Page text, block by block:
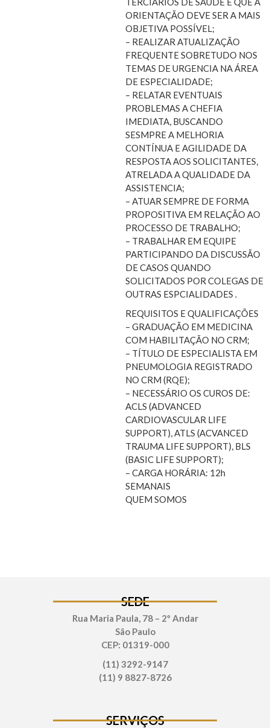
ORIENTAÇÃO DEVE SER A MAIS
OBJETIVA POSSÍVEL;
– REALIZAR ATUALIZAÇÃO
FREQUENTE SOBRETUDO NOS
TEMAS DE URGENCIA NA ÁREA
DE ESPECIALIDADE;
– RELATAR EVENTUAIS
PROBLEMAS A CHEFIA
IMEDIATA, BUSCANDO
SESMPRE A MELHORIA
CONTÍNUA E AGILIDADE DA
RESPOSTA AOS SOLICITANTES,
ATRELADA A QUALIDADE DA
ASSISTENCIA;
– ATUAR SEMPRE DE FORMA
PROPOSITIVA EM RELAÇÃO AO
PROCESSO DE TRABALHO;
– TRABALHAR EM EQUIPE
PARTICIPANDO DA DISCUSSÃO
DE CASOS QUANDO
SOLICITADOS POR COLEGAS DE
OUTRAS ESPCIALIDADES .
REQUISITOS E QUALIFICAÇÕES
– GRADUAÇÃO EM MEDICINA
COM HABILITAÇÃO NO CRM;
– TÍTULO DE ESPECIALISTA EM
PNEUMOLOGIA REGISTRADO
NO CRM (RQE);
– NECESSÁRIO OS CUROS DE:
ACLS (ADVANCED
CARDIOVASCULAR LIFE
SUPPORT), ATLS (ACVANCED
TRAUMA LIFE SUPPORT), BLS
(BASIC LIFE SUPPORT);
– CARGA HORÁRIA: 12h
SEMANAIS
QUEM SOMOS
SEDE
Rua Maria Paula, 78 – 2º Andar
São Paulo
CEP: 01319-000
(11) 3292-9147
(11) 9 8827-8726
SERVIÇOS